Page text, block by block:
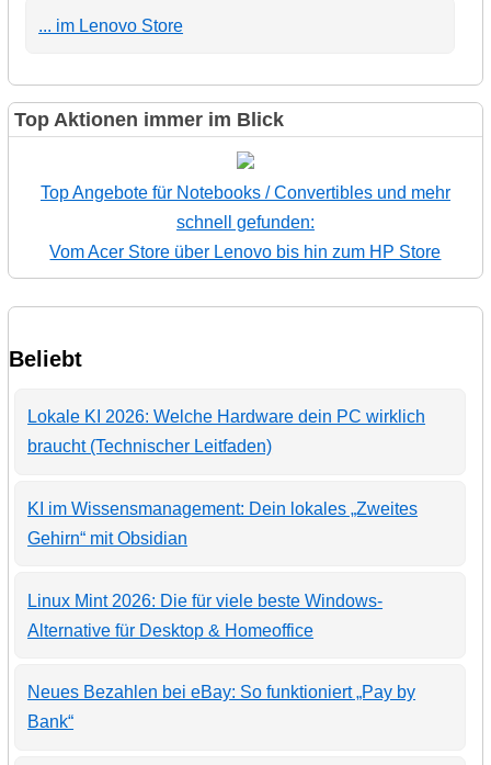
... im Lenovo Store
Top Aktionen immer im Blick
Top Angebote für Notebooks / Convertibles und mehr
schnell gefunden:
Vom Acer Store über Lenovo bis hin zum HP Store
Beliebt
Lokale KI 2026: Welche Hardware dein PC wirklich
braucht (Technischer Leitfaden)
KI im Wissensmanagement: Dein lokales „Zweites
Gehirn“ mit Obsidian
Linux Mint 2026: Die für viele beste Windows-
Alternative für Desktop & Homeoffice
Neues Bezahlen bei eBay: So funktioniert „Pay by
Bank“